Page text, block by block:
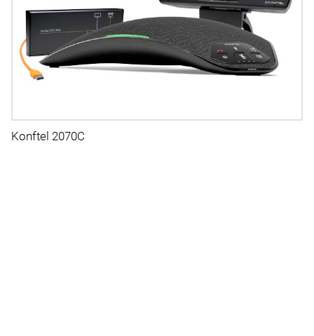
Konftel 2070C